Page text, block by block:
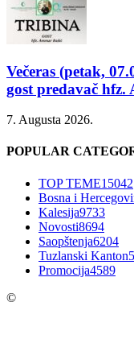
Večeras (petak,
gost predavač hfz.
7. Augusta 2026.
POPULAR
TOP TEME15042
Bosna i
Kalesija9733
Novosti8694
Saopštenja6204
Tuzlanski Kanton
Promocija4589
©